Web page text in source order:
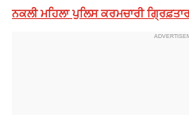
ਨਕਲੀ ਮਹਿਲਾ ਪੁਲਿਸ ਕਰਮਚਾਰੀ